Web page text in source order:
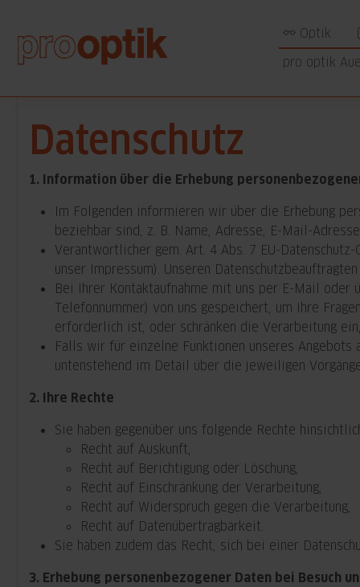
Optik
pro optik
Datenschutz
1. Information über die Erhebung
Im Folgenden informieren wir über die Erhebung
beziehbar sind, z. B. Name, Adresse, E-Mail-
Verantwortlicher gem. Art. 4 Abs. 7 EU-Datenschutz-
unser Impressum). Unseren
Bei Ihrer Kontaktaufnahme mit uns per E-Mail
Telefonnummer) von uns gespeichert, um Ihre
erforderlich ist, oder schränken die Verarbeitung
Falls wir für einzelne Funktionen unseres
untenstehend im Detail über die jeweiligen
2. Ihre Rechte
Sie haben gegenüber uns folgende Rechte
Recht auf Auskunft,
Recht auf Berichtigung oder Löschung,
Recht auf Einschränkung der Verarbeitung,
Recht auf Widerspruch gegen die Verarbeitung,
Recht auf Datenübertragbarkeit.
Sie haben zudem das Recht, sich bei einer
3. Erhebung personenbezogener Daten bei Besuch